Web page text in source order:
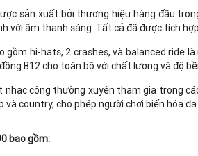
sản xuất bởi thương hiệu hàng đầu
với âm thanh sáng. Tất cả đã được tích
gồm hi-hats, 2 crashes, và balanced ride
B12 cho toàn bộ với chất lượng và độ
nhạc công thường xuyên tham gia trong
và country, cho phép người chơi biến hóa
bao gồm: